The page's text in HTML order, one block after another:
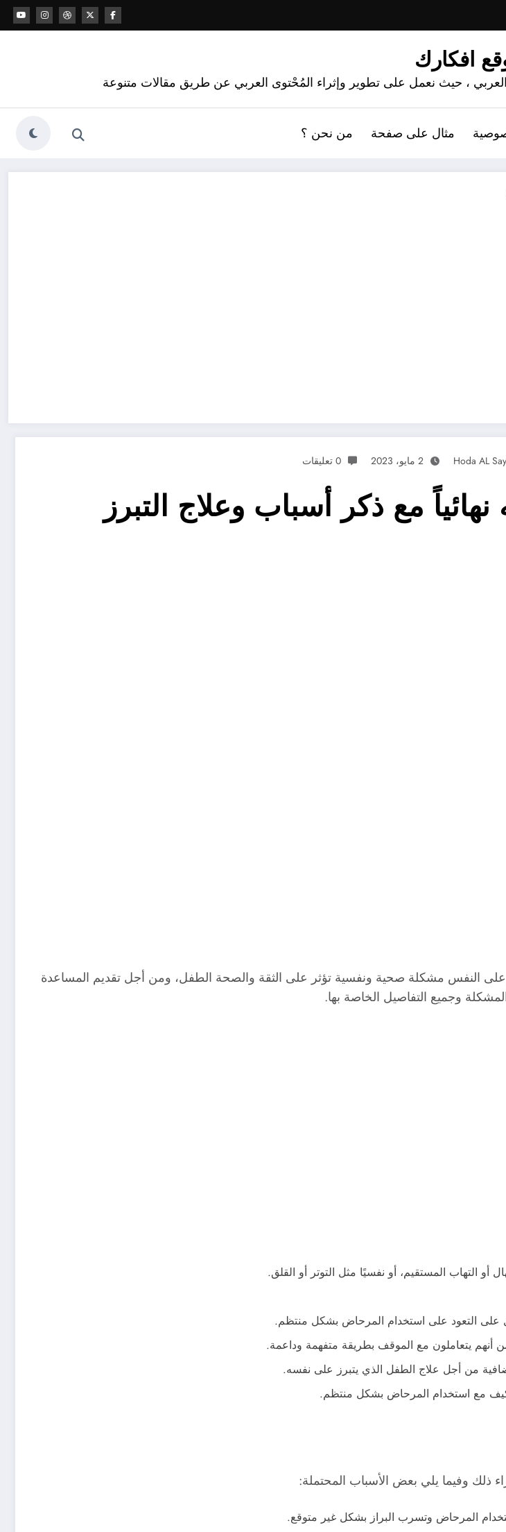
افكارك
، حيث نعمل على تطوير وإثراء المُحْتوى العربي عن طريق مقالات متنوعة
مثال على صفحة من نحن ؟
Hoda AL 2 مايو، 2023 0 تعليقات
مع ذكر أسباب وعلاج التبرز
النفس مشكلة صحية ونفسية تؤثر على الثقة والصحة الطفل، ومن أجل تقديم المساعدة
وجميع التفاصيل الخاصة بها.
التهاب المستقيم، أو نفسيًا مثل التوتر أو القلق.
على التعود على استخدام المرحاض بشكل منتظم.
أنهم يتعاملون مع الموقف بطريقة متفهمة وداعمة.
من أجل علاج الطفل الذي يتبرز على نفسه.
مع استخدام المرحاض بشكل منتظم.
وفيما يلي بعض الأسباب المحتملة:
المرحاض وتسرب البراز بشكل غير متوقع.